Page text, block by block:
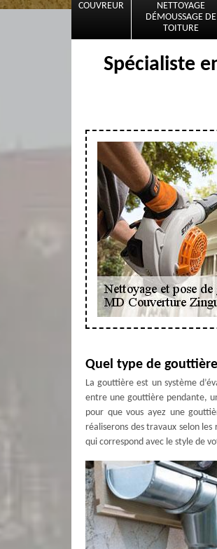
COUVREUR
NETTOYAGE
DÉMOUSSAGE DE
TOITURE
Spécialiste
Quel type de
La gouttière est un système
entre une gouttière pendante,
pour que vous ayez une
réaliserons des travaux selon
qui correspond avec le style de